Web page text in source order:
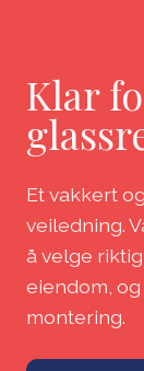
Klar
Et vakkert
veiledning.
å velge
eiendom,
montering.